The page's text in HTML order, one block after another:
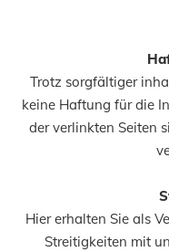
Trotz sorgfältiger
keine Haftung für die
der verlinkten Seiten
Hier erhalten Sie als
Streitigkeiten mit